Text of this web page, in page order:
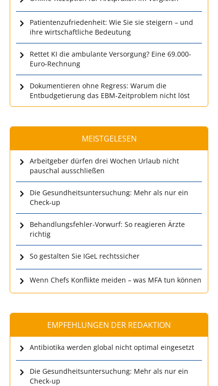
Patientenzufriedenheit: Wie Sie sie steigern – und
ihre wirtschaftliche Bedeutung
Rettet KI die ambulante Versorgung? Eine 69.000-
Euro-Rechnung
Dokumentieren ohne Regress: Warum die
Entbudgetierung das EBM-Zeitproblem nicht löst
MEISTGELESEN
Arbeitgeber dürfen drei Wochen Urlaub nicht
pauschal ausschließen
Die Gesundheitsuntersuchung: Mehr als nur ein
Check-up
Behandlungsfehler-Vorwurf: So reagieren Ärzte
richtig
So gestalten Sie IGeL rechtssicher
Wenn Chefs Konflikte meiden – was MFA tun können
EMPFEHLUNGEN DER REDAKTION
Antibiotika werden global nicht optimal eingesetzt
Die Gesundheitsuntersuchung: Mehr als nur ein
Check-up